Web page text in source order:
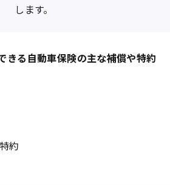
します。
きる自動車保険の主な補償や特約
約